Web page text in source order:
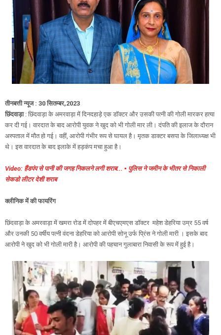
तीनबत्ती न्यूज : 30 सितम्बर,2023
छिंदवाड़ा: छिंदवाड़ा के अमरवाड़ा में दिनदहाड़े एक डॉक्‍टर और उसकी पत्नी की गोली मारकर हत्‍या
कर दी गई। वारदात के बाद आरोपी युवक ने खुद को भी गोली मार ली। दंपति की इलाज के दौरान
अस्‍पताल में मौत हो गई। वहीं, आरोपी गंभीर रूप से घायल है। मृतक डाक्टर बसपा के जिलाध्यक्ष भी
थे। इस वारदात के बाद इलाके में हड़कंप मचा हुआ है।
Video: हैंडपंप से पानी की जगह निकलने लगी शराब... ▪️ पुलिस ने जमीन के भीतर से निकाली
सेकडो लीटर देशी शराब
क्लीनिक में की फायरिंग
छिंदवाड़ा के अमरवाड़ा में खमरा रोड में दोपहर में बीएचएमएस डॉक्टर महेश डेहरिया उम्र 55 वर्ष
और उनकी 50 वर्षीय पत्नी वंदना डेहरिया को आरोपी सोनू उर्फ प्रिंस ने गोली मारी । इसके बाद
आरोपी ने खुद को भी गोली मारी है। आरोपी की पहचान गुलाबारा निवासी के रूप में हुई है।